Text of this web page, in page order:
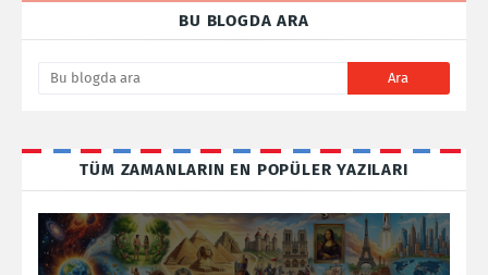
BU BLOGDA ARA
TÜM ZAMANLARIN EN POPÜLER YAZILARI